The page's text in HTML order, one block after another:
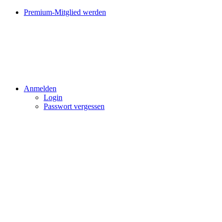
Premium-Mitglied werden
Anmelden
Login
Passwort vergessen